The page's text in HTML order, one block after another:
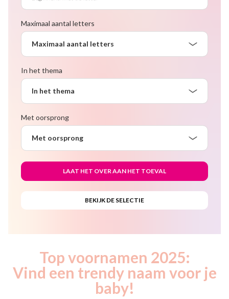
Maximaal aantal letters
Maximaal aantal letters
In het thema
In het thema
Met oorsprong
Met oorsprong
Top voornamen 2025:
Vind een trendy naam voor je
baby!